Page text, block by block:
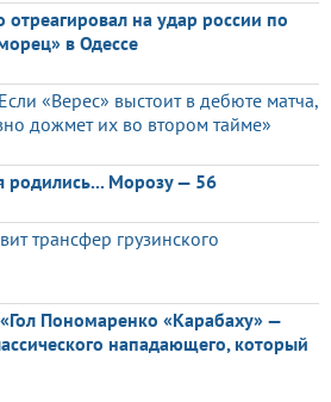
на удар россии по
в Одессе
«Верес» выстоит в дебюте матча,
дожмет их во втором тайме»
родились... Морозу — 56
трансфер грузинского
Пономаренко «Карабаху» —
нападающего, который